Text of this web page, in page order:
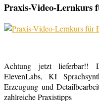
Praxis-Video-Lernkurs
Achtung jetzt lieferbar!!
ElevenLabs, KI
Erzeugung und
zahlreiche Praxistipps